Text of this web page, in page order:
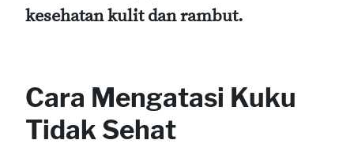
kesehatan kulit dan rambut.
Cara Mengatasi Kuku
Tidak Sehat